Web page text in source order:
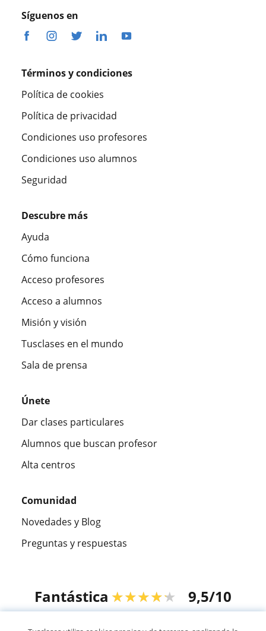
Síguenos en
Términos y condiciones
Política de cookies
Política de privacidad
Condiciones uso profesores
Condiciones uso alumnos
Seguridad
Descubre más
Ayuda
Cómo funciona
Acceso profesores
Acceso a alumnos
Misión y visión
Tusclases en el mundo
Sala de prensa
Únete
Dar clases particulares
Alumnos que buscan profesor
Alta centros
Comunidad
Novedades y Blog
Preguntas y respuestas
Fantástica ★★★★★ 9,5/10